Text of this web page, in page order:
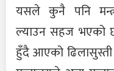
यसले कुनै पनि
ल्याउन सहज भएको
हुँदै आएको